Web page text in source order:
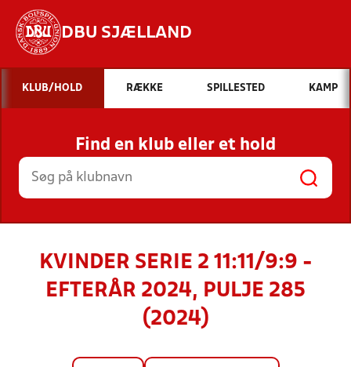
DBU SJÆLLAND
Hvad vil du søge efter?
INDHOLD OG NYHEDER
STILLINGER, RESULTATER, KLUBBER OG
HOLD
KLUB/HOLD RÆKKE SPILLESTED KAMP
Find en klub eller et hold
KVINDER SERIE 2 11:11/9:9 -
EFTERÅR 2024, PULJE 285
(2024)